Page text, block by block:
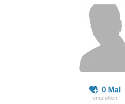
0 Mal